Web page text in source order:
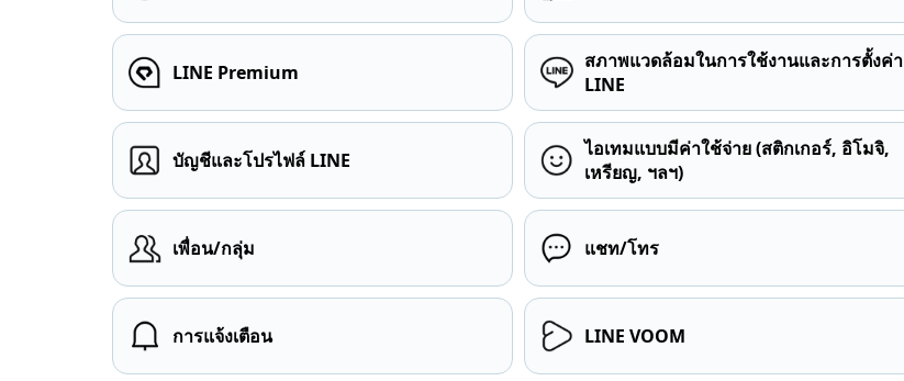
LINE Premium
สภาพแวดล้อมในการใช้งานและการตั้งค่า
LINE
บัญชีและโปรไฟล์ LINE
ไอเทมแบบมีค่าใช้จ่าย (สติกเกอร์, อิโมจิ,
เหรียญ, ฯลฯ)
เพื่อน/กลุ่ม แชท/โทร
การแจ้งเตือน LINE VOOM